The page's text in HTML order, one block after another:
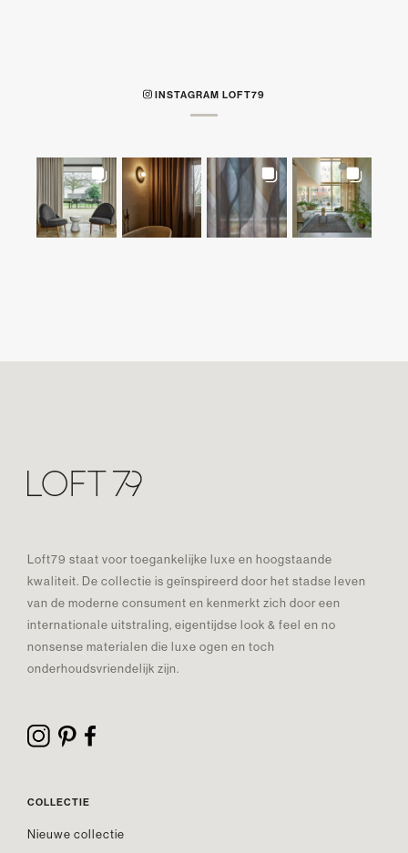
INSTAGRAM LOFT79
Loft79 staat voor toegankelijke luxe en hoogstaande
kwaliteit. De collectie is geïnspireerd door het stadse leven
van de moderne consument en kenmerkt zich door een
internationale uitstraling, eigentijdse look & feel en no
nonsense materialen die luxe ogen en toch
onderhoudsvriendelijk zijn.
COLLECTIE
Nieuwe collectie